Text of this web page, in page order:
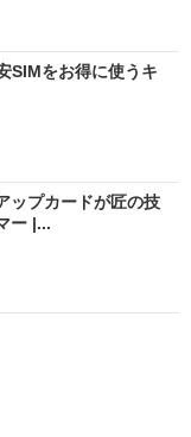
SIMをお得に使うキ
ップカードが匠の技
ー |...